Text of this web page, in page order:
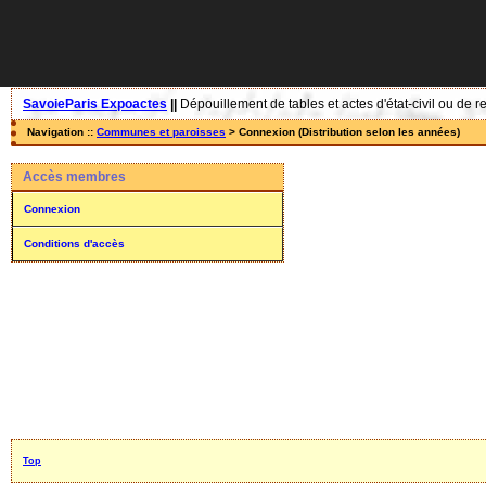
SavoieParis Expoactes Dépouillement de tables et actes d'état-civil ou de
Navigation :: Communes et paroisses > Connexion (Distribution selon les années)
Accès membres
Connexion
Conditions d'accès
Top